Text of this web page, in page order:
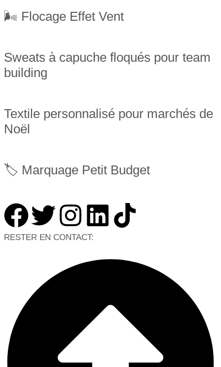
🌬 Flocage Effet Vent
Sweats à capuche floqués pour team
building
Textile personnalisé pour marchés de
Noël
🏷 Marquage Petit Budget
RESTER EN CONTACT: